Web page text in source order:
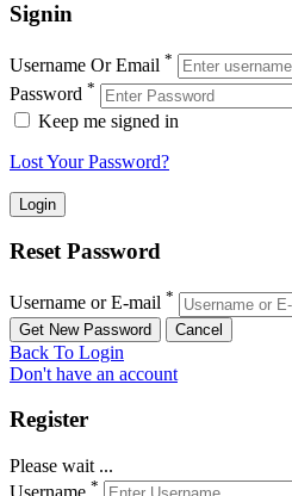
Signin
Username Or Email *
Password *
Keep me signed in
Lost Your Password?
Reset Password
Username or E-mail *
Back To Login
Don't have an account
Register
Please wait ...
*